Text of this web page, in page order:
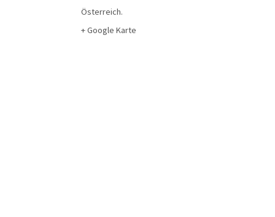
Österreich.
+ Google Karte